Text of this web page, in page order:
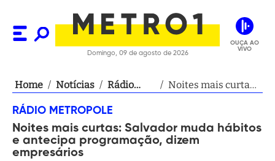
Domingo, 09 de agosto de 2026
OUÇA AO
VIVO
Home / Notícias / Rádio
/ Noites mais curtas:
programação,
dizem empresários
RÁDIO METROPOLE
Noites mais curtas: Salvador muda hábitos
e antecipa programação, dizem
empresários